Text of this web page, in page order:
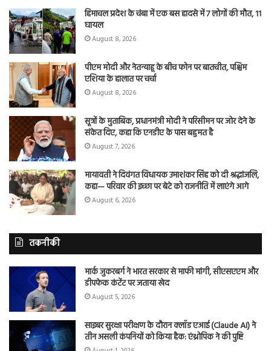
हिमाचल प्रदेश के चंबा में एक बस हादसे में 7 लोगों की मौत, 11
घायल
August 8, 2026
पीएम मोदी और नेतन्याहू के बीच फोन पर बातचीत, पश्चिम
एशिया के हालात पर चर्चा
August 8, 2026
सूत्रों के मुताबिक, प्रधानमंत्री मोदी ने परिसीमन पर जोर देने के
संकेत दिए, कहा कि एनडीए के पास बहुमत है
August 7, 2026
मायावती ने दिवंगत विधायक उमाशंकर सिंह को दी श्रद्धांजलि,
कहा— परिवार की इच्छा पर बेटे को राजनीति में लाएंगे आगे
August 6, 2026
तकनीकी
मार्क जुकरबर्ग ने भारत सरकार से माफी मांगी, सीएसएएम और
डीपफेक कंटेंट पर जताया खेद
August 5, 2026
साइबर सुरक्षा परीक्षण के दौरान क्लॉड एआई (Claude AI) ने
तीन असली कंपनियों को किया हैक: एंथ्रोपिक ने की पुष्टि